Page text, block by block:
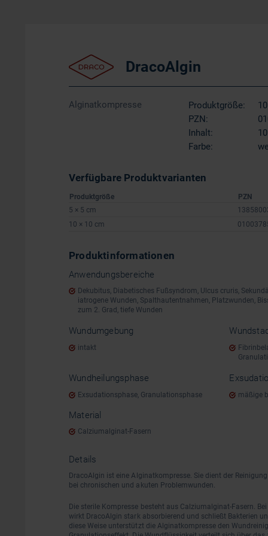
DracoAlgin
Alginatkompresse Produktgröße:
PZN:
Inhalt:
Farbe:
Verfügbare Produktvarianten
Produktgröße
PZN
5 × 5 cm
10 × 10 cm
Produktinformationen
Anwendungsbereiche
Dekubitus, Diabetisches Fußsyndrom, Ulcus cruris,
iatrogene Wunden, Spalthautentnahmen, Platzwunden,
zum 2. Grad, tiefe Wunden
Wundumgebung
intakt
Wundheilungsphase
Exsudationsphase, Granulationsphase mäßige
Material
Calziumalginat-Fasern
Details
DracoAlgin ist eine Alginatkompresse. Sie dient der
bei chronischen und akuten Problemwunden.
Die sterile Kompresse besteht aus Calziumalginat-Fasern.
wirkt DracoAlgin stark absorbierend und schließt Bakterien
diese Weise unterstützt die Alginatkompresse den